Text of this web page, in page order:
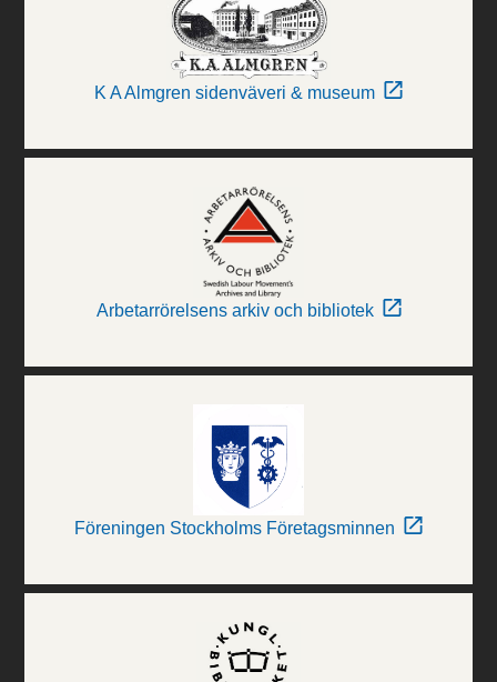
K A Almgren sidenväveri & museum
Arbetarrörelsens arkiv och bibliotek
Föreningen Stockholms Företagsminnen